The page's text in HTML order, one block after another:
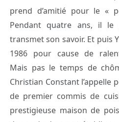
prend d’amitié pour le «
Pendant quatre ans, il
transmet son savoir. Et puis
1986 pour cause de
Mais pas le temps de
Christian Constant l’appelle
de premier commis de
prestigieuse maison de